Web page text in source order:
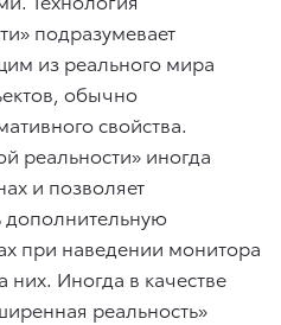
подразумевает
из реального мира
обычно
свойства.
реальности» иногда
и позволяет
дополнительную
при наведении монитора
Иногда в качестве
реальность»